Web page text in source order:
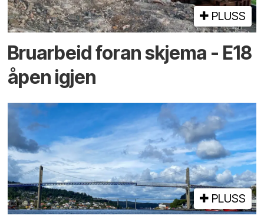
PLUSS
Bruarbeid foran skjema - E18
åpen igjen
PLUSS